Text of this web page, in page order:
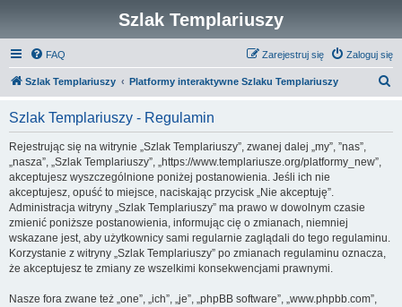
Szlak Templariuszy
FAQ Zaloguj się
Zarejestruj się
Szlak Templariuszy Platformy interaktywne Szlaku Templariuszy
Szlak Templariuszy - Regulamin
Rejestrując się na witrynie „Szlak Templariuszy”, zwanej dalej „my”, ”nas”,
„nasza”, „Szlak Templariuszy”, „https://www.templariusze.org/platformy_new”,
akceptujesz wyszczególnione poniżej postanowienia. Jeśli ich nie
akceptujesz, opuść to miejsce, naciskając przycisk „Nie akceptuję”.
Administracja witryny „Szlak Templariuszy” ma prawo w dowolnym czasie
zmienić poniższe postanowienia, informując cię o zmianach, niemniej
wskazane jest, aby użytkownicy sami regularnie zaglądali do tego regulaminu.
Korzystanie z witryny „Szlak Templariuszy” po zmianach regulaminu oznacza,
że akceptujesz te zmiany ze wszelkimi konsekwencjami prawnymi.
Nasze fora zwane też „one”, „ich”, „je”, „phpBB software”, „www.phpbb.com”,